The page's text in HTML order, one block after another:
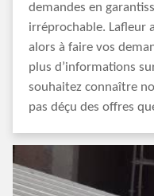
demandes en
irréprochable. Lafleur
alors à faire vos
plus d’informations
souhaitez connaître
pas déçu des offres